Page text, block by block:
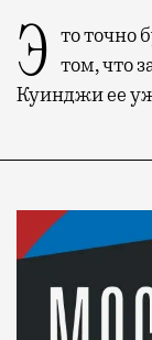
Это точно будет «очередь на Серова»-2. Дело в том, что
Куинджи ее